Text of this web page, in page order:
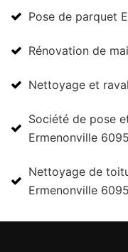
Pose de parquet
Rénovation de
Nettoyage et
Société de pose
Ermenonville
Nettoyage de
Ermenonville